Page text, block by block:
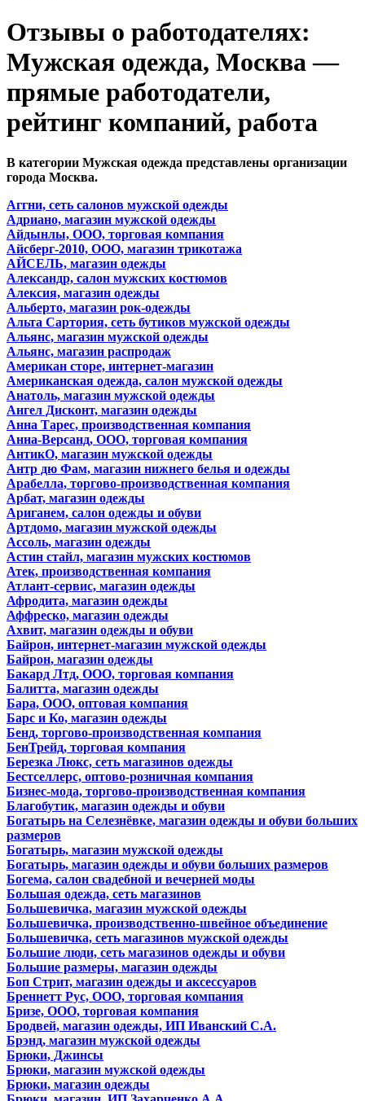
Отзывы о работодателях:
Мужская одежда, Москва —
прямые работодатели,
рейтинг компаний, работа
В категории Мужская одежда представлены организации
города Москва.
Аггни, сеть салонов мужской одежды
Адриано, магазин мужской одежды
Айдынлы, ООО, торговая компания
Айсберг-2010, ООО, магазин трикотажа
АЙСЕЛЬ, магазин одежды
Александр, салон мужских костюмов
Алексия, магазин одежды
Альберто, магазин рок-одежды
Альта Сартория, сеть бутиков мужской одежды
Альянс, магазин мужской одежды
Альянс, магазин распродаж
Американ сторе, интернет-магазин
Американская одежда, салон мужской одежды
Анатоль, магазин мужской одежды
Ангел Дисконт, магазин одежды
Анна Тарес, производственная компания
Анна-Версанд, ООО, торговая компания
АнтикО, магазин мужской одежды
Антр дю Фам, магазин нижнего белья и одежды
Арабелла, торгово-производственная компания
Арбат, магазин одежды
Ариганем, салон одежды и обуви
Артдомо, магазин мужской одежды
Ассоль, магазин одежды
Астин стайл, магазин мужских костюмов
Атек, производственная компания
Атлант-сервис, магазин одежды
Афродита, магазин одежды
Аффреско, магазин одежды
Ахвит, магазин одежды и обуви
Байрон, интернет-магазин мужской одежды
Байрон, магазин одежды
Бакард Лтд, ООО, торговая компания
Балитта, магазин одежды
Бара, ООО, оптовая компания
Барс и Ко, магазин одежды
Бенд, торгово-производственная компания
БенТрейд, торговая компания
Березка Люкс, сеть магазинов одежды
Бестселлерс, оптово-розничная компания
Бизнес-мода, торгово-производственная компания
Благобутик, магазин одежды и обуви
Богатырь на Селезнёвке, магазин одежды и обуви больших
размеров
Богатырь, магазин мужской одежды
Богатырь, магазин одежды и обуви больших размеров
Богема, салон свадебной и вечерней моды
Большая одежда, сеть магазинов
Большевичка, магазин мужской одежды
Большевичка, производственно-швейное объединение
Большевичка, сеть магазинов мужской одежды
Большие люди, сеть магазинов одежды и обуви
Большие размеры, магазин одежды
Боп Стрит, магазин одежды и аксессуаров
Бреннетт Рус, ООО, торговая компания
Бризе, ООО, торговая компания
Бродвей, магазин одежды, ИП Иванский С.А.
Брэнд, магазин мужской одежды
Брюки, Джинсы
Брюки, магазин мужской одежды
Брюки, магазин одежды